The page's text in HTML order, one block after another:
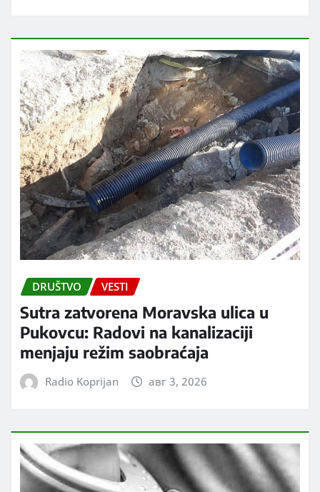
DRUŠTVO VESTI
Sutra zatvorena Moravska ulica u
Pukovcu: Radovi na kanalizaciji
menjaju režim saobraćaja
Radio Koprijan авг 3, 2026